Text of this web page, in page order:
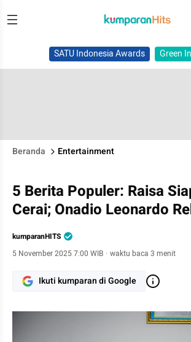
SATU Indonesia Awards Green
Beranda Entertainment
5 Berita Populer: Raisa
Cerai; Onadio Leonardo
kumparanHITS
5 November 2025 7:00 WIB · waktu baca 3 menit
Ikuti kumparan di Google